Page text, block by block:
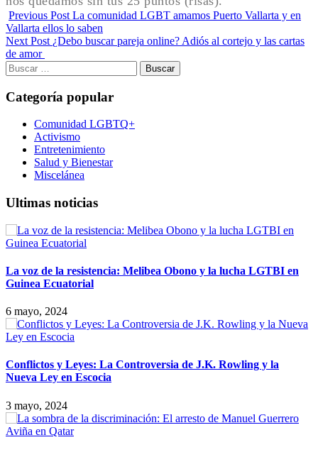
Previous Post La comunidad LGBT amamos Puerto Vallarta y en
Vallarta ellos lo saben
Next Post ¿Debo buscar pareja online? Adiós al cortejo y las cartas
de amor
Buscar:
Categoría popular
Comunidad LGBTQ+
Activismo
Entretenimiento
Salud y Bienestar
Miscelánea
Ultimas noticias
La voz de la resistencia: Melibea Obono y la lucha LGTBI en
Guinea Ecuatorial
6 mayo, 2024
Conflictos y Leyes: La Controversia de J.K. Rowling y la
Nueva Ley en Escocia
3 mayo, 2024